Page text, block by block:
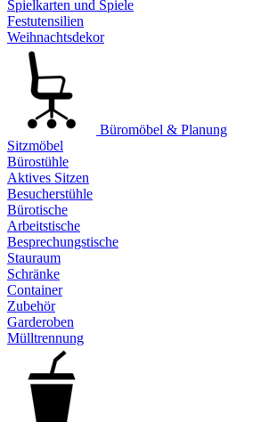
Spielkarten und Spiele
Festutensilien
Weihnachtsdekor
Büromöbel & Planung
Sitzmöbel
Bürostühle
Aktives Sitzen
Besucherstühle
Bürotische
Arbeitstische
Besprechungstische
Stauraum
Schränke
Container
Zubehör
Garderoben
Mülltrennung